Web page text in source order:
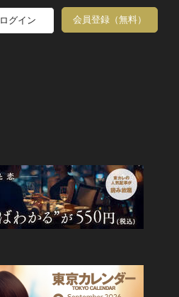
ログイン 会員登録（無料）